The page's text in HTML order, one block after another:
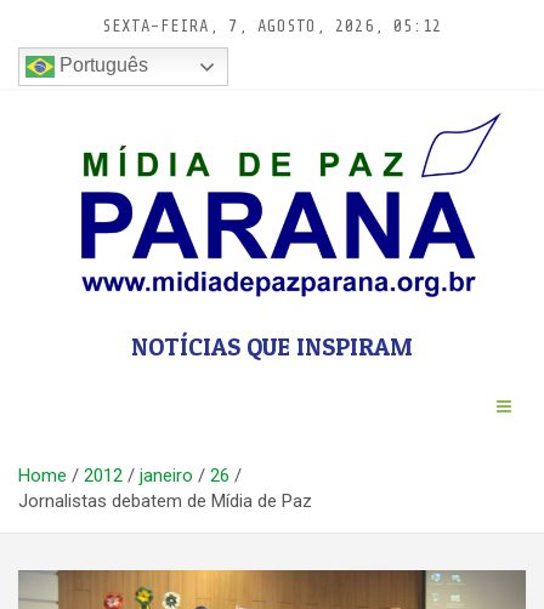
conteúdo
SEXTA-FEIRA, 7, AGOSTO, 2026, 05:12
Português
NOTÍCIAS QUE INSPIRAM
Home 2012 janeiro
26
Jornalistas debatem de Mídia de Paz